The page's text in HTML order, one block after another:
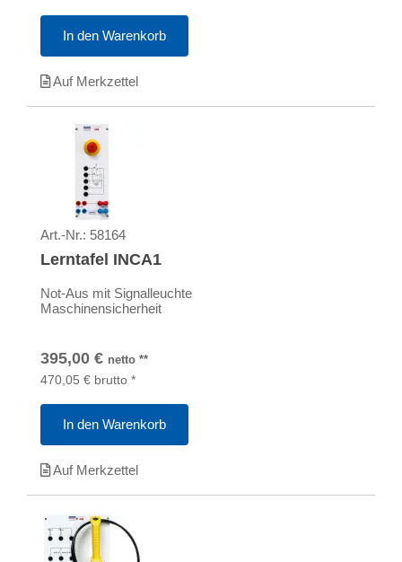
In den Warenkorb
Auf Merkzettel
Art.-Nr.: 58164
Lerntafel INCA1
Not-Aus mit Signalleuchte
Maschinensicherheit
395,00 € netto **
470,05 € brutto *
In den Warenkorb
Auf Merkzettel